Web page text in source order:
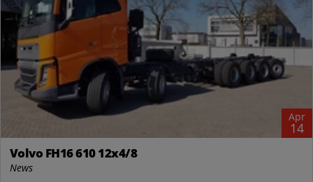
Apr
14
Volvo FH16 610 12x4/8
News